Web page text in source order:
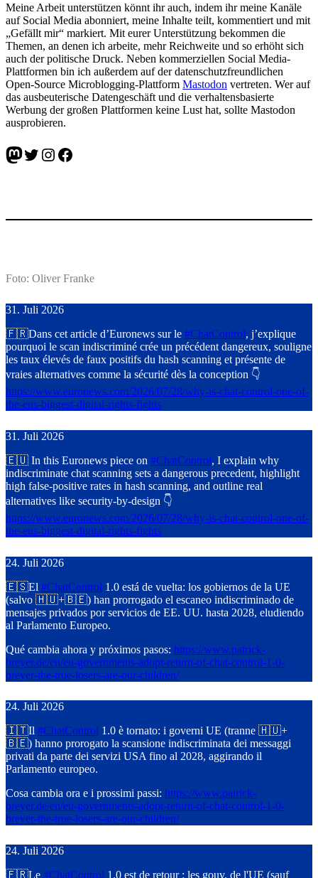
Meine Arbeit unterstützen könnt ihr auch, indem ihr meine Kanäle
auf Social Media abonniert, meine Inhalte teilt, kommentiert und mit
„Gefällt mir“ markiert. Mit eurer Unterstützung bekommen die
Themen, an denen ich arbeite, mehr Reichweite und so erhöht sich
auch der politische Druck. Neben kommerziellen Social Media-
Plattformen bin ich außerdem auf der datenschutzfreundlichen
Open-Source Microblogging-Plattform Mastodon vertreten. Wer auf
das ausbeuterische Datengeschäft und die verhaltensbasierte
Werbung der großen Plattformen keine Lust hat, sollte Mastodon
ausprobieren.
Mastodon
Twitter
Instagram
Facebook
Foto: Oliver Franke
31. Juli 2026
🇫🇷Dans cet article d’Euronews sur le #ChatControl, j’explique
pourquoi le scan indiscriminé crée un précédent dangereux, souligne
les taux élevés de faux positifs du hash scanning et présente de
vraies alternatives comme la sécurité dès la conception 👇
https://www.euronews.com/2026/07/28/why-is-chat-control-one-of-
the-eus-biggest-digital-rights-fights
31. Juli 2026
🇪🇺 In this Euronews piece on #ChatControl, I explain why
indiscriminate chat scanning sets a dangerous precedent, highlight
high false‑positive rates in hash scanning, and outline real
alternatives like security‑by‑design 👇
https://www.euronews.com/2026/07/28/why-is-chat-control-one-of-
the-eus-biggest-digital-rights-fights
24. Juli 2026
🇪🇸El #ChatControl 1.0 está de vuelta: los gobiernos de la UE
(salvo 🇭🇺+🇧🇪) han prorrogado el escaneo indiscriminado de
mensajes privados por servicios de EE. UU. hasta 2028, eludiendo
al Parlamento Europeo.
Qué cambia ahora y próximos pasos: https://www.patrick-
breyer.de/en/eu-governments-adopt-return-of-chat-control-1-0-
breyer-the-true-losers-are-our-children/
24. Juli 2026
🇮🇹Il #ChatControl 1.0 è tornato: i governi UE (tranne 🇭🇺+
🇧🇪) hanno prorogato la scansione indiscriminata dei messaggi
privati da parte dei servizi USA fino al 2028, aggirando il
Parlamento europeo.
Cosa cambia ora e i prossimi passi: https://www.patrick-
breyer.de/en/eu-governments-adopt-return-of-chat-control-1-0-
breyer-the-true-losers-are-our-children/
24. Juli 2026
🇫🇷Le #ChatControl 1.0 est de retour : les gouv. de l'UE (sauf